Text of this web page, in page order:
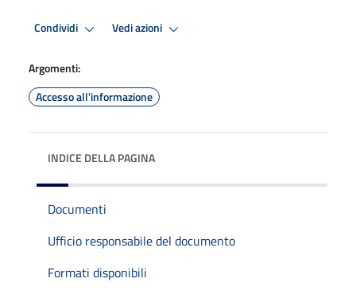
Condividi Vedi azioni
Argomenti:
Accesso all'informazione
INDICE DELLA PAGINA
Documenti
Ufficio responsabile del documento
Formati disponibili